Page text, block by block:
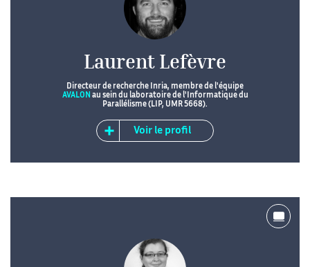
Laurent Lefèvre
Directeur de recherche Inria, membre de l'équipe
AVALON au sein du laboratoire de l'Informatique du
Parallélisme (LIP, UMR 5668).
Voir le profil